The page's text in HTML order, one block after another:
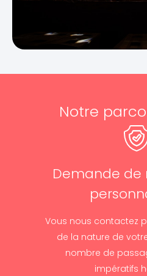
Notre
Demande de
Vous nous contactez
de la nature de
nombre de
impératifs